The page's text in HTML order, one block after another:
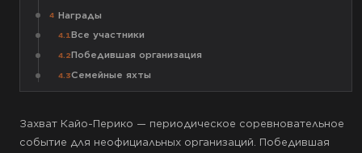
4 Награды
4.1Все участники
4.2Победившая организация
4.3Семейные яхты
Захват Кайо-Перико — периодическое соревновательное
событие для неофициальных организаций. Победившая